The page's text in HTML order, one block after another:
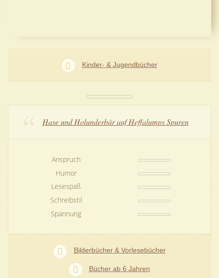
Kinder- & Jugendbücher
Hase und Holunderbär auf Heffalumps Spuren
Anspruch
Humor
Lesespaß
Schreibstil
Spannung
Bilderbücher & Vorlesebücher
Bücher ab 6 Jahren